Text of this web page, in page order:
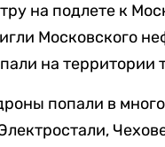
на подлете к
Московского
на территории
попали в